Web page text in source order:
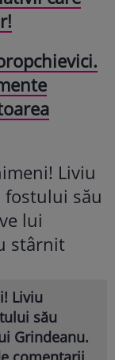
Liviu
său
Grindeanu.